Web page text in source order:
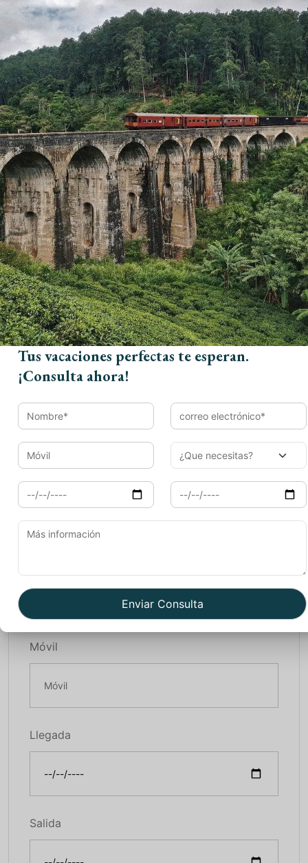
de Goa, disfrute de una estupenda comida Goa bajo un
cielo estrellado en un ambiente relajante. Reúne unos
bonitos recuerdos con tu pareja.
Pescar
Las mejores cosas que hacer en Goa, ¿Qué sería mejor
que disfrutar de la pesca junto al río brillante mientras el
sol brilla intensamente en el cielo? La pesca es una
actividad popular para hacer en Goa y todo lo que
necesita hacer es contratar algunos aparejos de pesca y
salir. Las capturas más fáciles incluyen mero, wahoo,
atún y barramudi. Le prometemos que volverá una y otra
vez después de recuperar esta experiencia memorable.
Aqui te dejamos importatne blogs que hemos hecho
para vuestraviaje a la India: y si quieres
vivirconunafamiliade India. Si quieres ver losblogs en
inglesy también lee nuestrosblogs italianos.
Book Now
Nombre*
Móvil
Llegada
Salida
Tus vacaciones perfectas te esperan.
¡Consulta ahora!